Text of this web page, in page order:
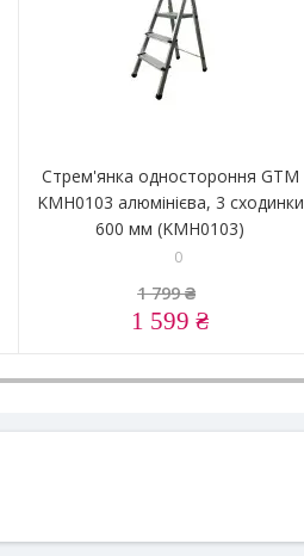
Стрем'янка одностороння GTM
KMH0103 алюмінієва, 3 сходинки
600 мм (KMH0103)
0
1 799 ₴
1 599 ₴